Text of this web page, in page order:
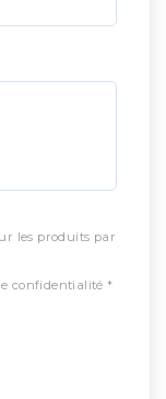
les produits par
confidentialité *